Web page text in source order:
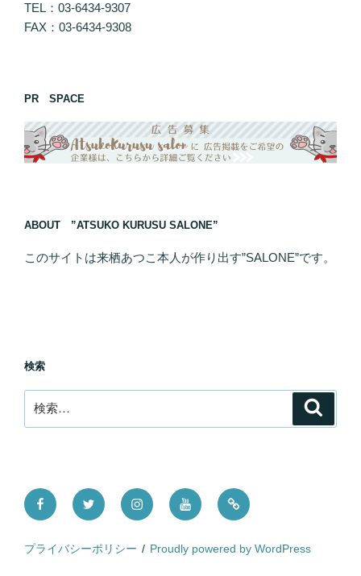
TEL：03-6434-9307
FAX：03-6434-9308
PR SPACE
ABOUT ”ATSUKO KURUSU SALONE”
このサイトは来栖あつこ本人が作り出す”SALONE”です。
検索
索:
FacebookTwitter InstagramYouTubeTictok
プライバシーポリシー Proudly powered by WordPress